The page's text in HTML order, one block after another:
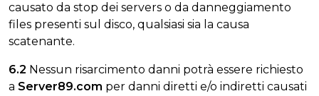
causato da stop dei servers o da danneggiamento
files presenti sul disco, qualsiasi sia la causa
scatenante.
6.2 Nessun risarcimento danni potrà essere richiesto
a Server89.com per danni diretti e/o indiretti causati